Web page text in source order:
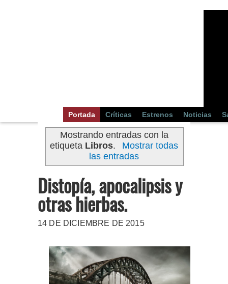
Portada Críticas Estrenos Noticias
Mostrando entradas con la
etiqueta Libros.
Mostrar todas
las entradas
Distopía, apocalipsis y
otras hierbas.
14 DE DICIEMBRE DE 2015